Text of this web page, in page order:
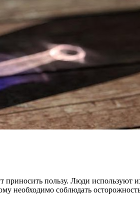
пользу. Люди используют
необходимо соблюдать